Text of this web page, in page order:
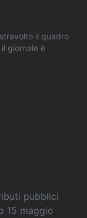
il quadro
giornale è
pubblici
15 maggio